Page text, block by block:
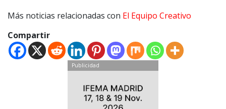
Más noticias relacionadas con El Equipo Creativo
Compartir
Publicidad